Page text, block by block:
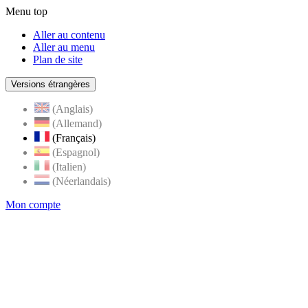
Menu top
Aller au contenu
Aller au menu
Plan de site
Versions étrangères
(Anglais)
(Allemand)
(Français)
(Espagnol)
(Italien)
(Néerlandais)
Mon compte